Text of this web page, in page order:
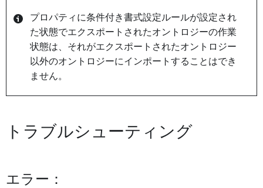
プロパティに条件付き書式設定ルールが設定され
た状態でエクスポートされたオントロジーの作業
状態は、それがエクスポートされたオントロジー
以外のオントロジーにインポートすることはでき
ません。
トラブルシューティング
エラー：